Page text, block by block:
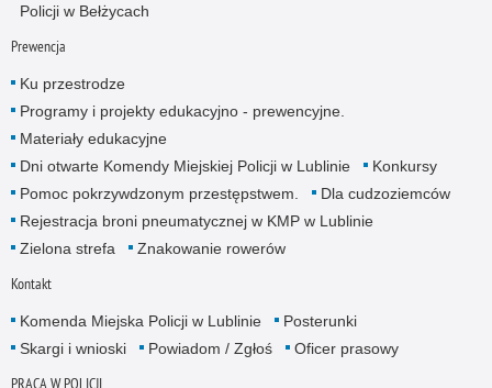
Policji w Bełżycach
Prewencja
Ku przestrodze
Programy i projekty edukacyjno - prewencyjne.
Materiały edukacyjne
Dni otwarte Komendy Miejskiej Policji w Lublinie
Konkursy
Pomoc pokrzywdzonym przestępstwem.
Dla cudzoziemców
Rejestracja broni pneumatycznej w KMP w Lublinie
Zielona strefa
Znakowanie rowerów
Kontakt
Komenda Miejska Policji w Lublinie
Posterunki
Skargi i wnioski
Powiadom / Zgłoś Oficer prasowy